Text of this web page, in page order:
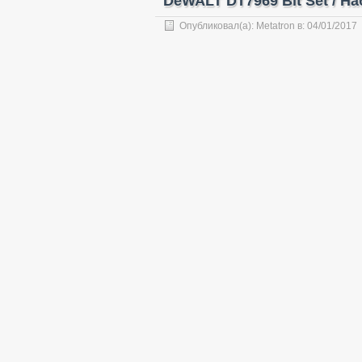
Опубликовал(а): Metatron в: 04/01/2017